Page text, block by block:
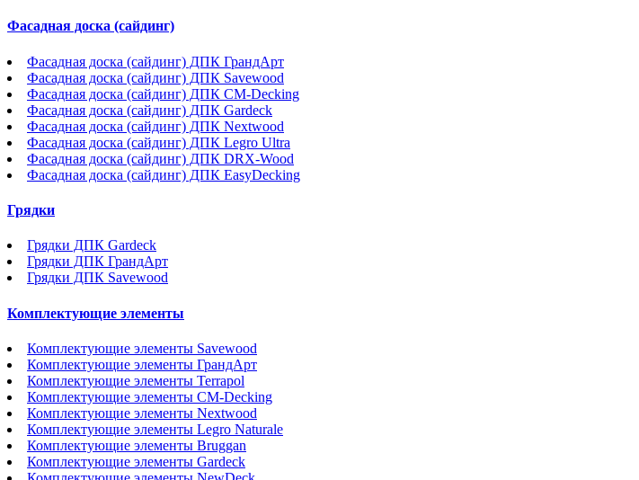
Фасадная доска (сайдинг)
Фасадная доска (сайдинг) ДПК ГрандАрт
Фасадная доска (сайдинг) ДПК Savewood
Фасадная доска (сайдинг) ДПК CM-Decking
Фасадная доска (сайдинг) ДПК Gardeck
Фасадная доска (сайдинг) ДПК Nextwood
Фасадная доска (сайдинг) ДПК Legro Ultra
Фасадная доска (сайдинг) ДПК DRX-Wood
Фасадная доска (сайдинг) ДПК EasyDecking
Грядки
Грядки ДПК Gardeck
Грядки ДПК ГрандАрт
Грядки ДПК Savewood
Комплектующие элементы
Комплектующие элементы Savewood
Комплектующие элементы ГрандАрт
Комплектующие элементы Terrapol
Комплектующие элементы CM-Decking
Комплектующие элементы Nextwood
Комплектующие элементы Legro Naturale
Комплектующие элементы Bruggan
Комплектующие элементы Gardeck